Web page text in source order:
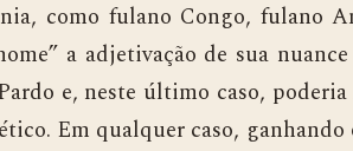
como fulano Congo, fulano
a adjetivação de sua
e, neste último caso,
Em qualquer caso,